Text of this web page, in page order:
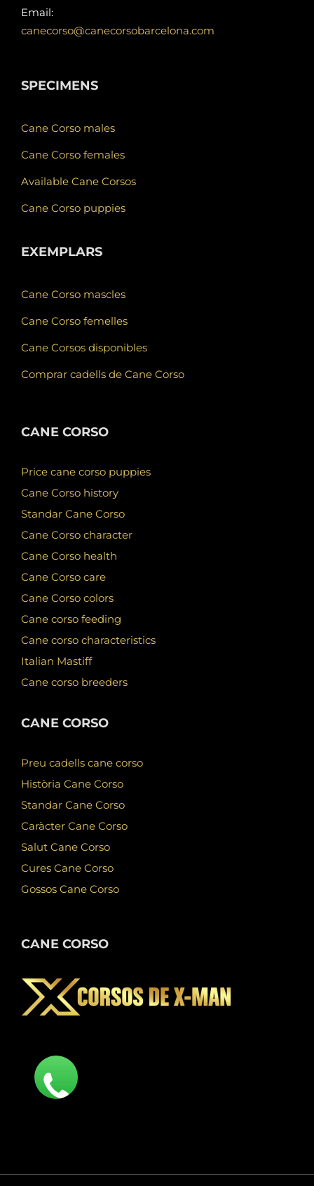
Email:
canecorso@canecorsobarcelona.com
SPECIMENS
Cane Corso males
Cane Corso females
Available Cane Corsos
Cane Corso puppies
EXEMPLARS
Cane Corso mascles
Cane Corso femelles
Cane Corsos disponibles
Comprar cadells de Cane Corso
CANE CORSO
Price cane corso puppies
Cane Corso history
Standar Cane Corso
Cane Corso character
Cane Corso health
Cane Corso care
Cane Corso colors
Cane corso feeding
Cane corso characteristics
Italian Mastiff
Cane corso breeders
CANE CORSO
Preu cadells cane corso
Història Cane Corso
Standar Cane Corso
Caràcter Cane Corso
Salut Cane Corso
Cures Cane Corso
Gossos Cane Corso
CANE CORSO